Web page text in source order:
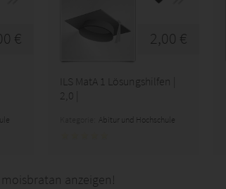
€ 2,00 €
ILS MatA 1 Lösungshilfen |
2,0 |
Abitur und Hochschule
anzeigen!